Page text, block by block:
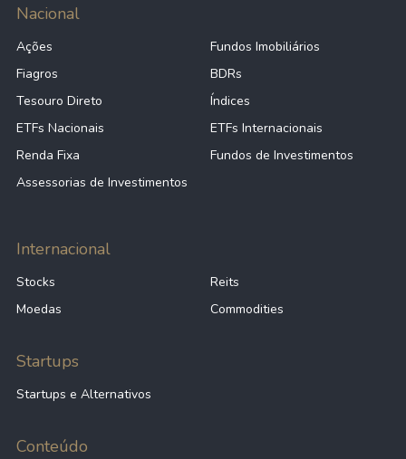
Nacional
Ações
Fundos Imobiliários
Fiagros
BDRs
Tesouro Direto
Índices
ETFs Nacionais
ETFs Internacionais
Renda Fixa
Fundos de Investimentos
Assessorias de Investimentos
Internacional
Stocks
Reits
Moedas
Commodities
Startups
Startups e Alternativos
Conteúdo